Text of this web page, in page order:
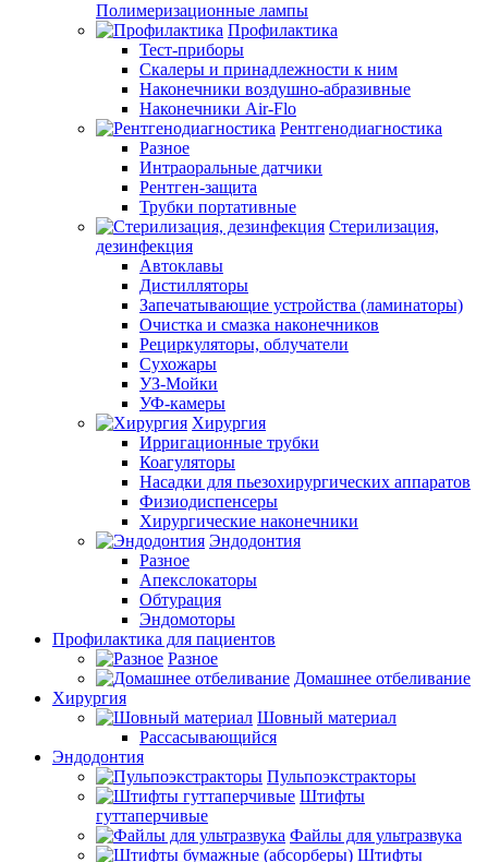
Полимеризационные лампы
Профилактика
Тест-приборы
Скалеры и принадлежности к ним
Наконечники воздушно-абразивные
Наконечники Air-Flo
Рентгенодиагностика
Разное
Интраоральные датчики
Рентген-защита
Трубки портативные
Стерилизация,
дезинфекция
Автоклавы
Дистилляторы
Запечатывающие устройства (ламинаторы)
Очистка и смазка наконечников
Рециркуляторы, облучатели
Сухожары
УЗ-Мойки
УФ-камеры
Хирургия
Ирригационные трубки
Коагуляторы
Насадки для пьезохирургических аппаратов
Физиодиспенсеры
Хирургические наконечники
Эндодонтия
Разное
Апекслокаторы
Обтурация
Эндомоторы
Профилактика для пациентов
Разное
Домашнее отбеливание
Хирургия
Шовный материал
Рассасывающийся
Эндодонтия
Пульпоэкстракторы
Штифты
гуттаперчивые
Файлы для ультразвука
Штифты